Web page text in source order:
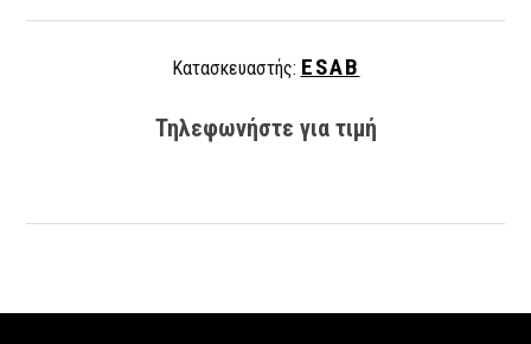
Κατασκευαστής: ESAB
Τηλεφωνήστε για τιμή